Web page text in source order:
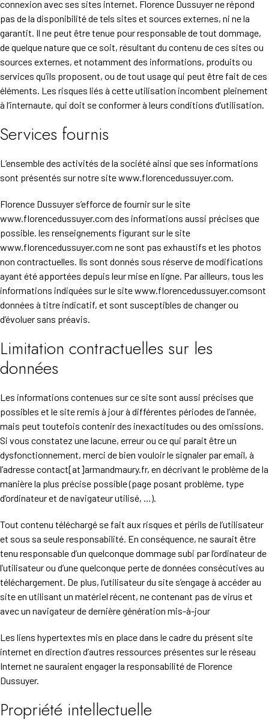
connexion avec ses sites internet. Florence Dussuyer ne répond
pas de la disponibilité de tels sites et sources externes, ni ne la
garantit. Il ne peut être tenue pour responsable de tout dommage,
de quelque nature que ce soit, résultant du contenu de ces sites ou
sources externes, et notamment des informations, produits ou
services qu’ils proposent, ou de tout usage qui peut être fait de ces
éléments. Les risques liés à cette utilisation incombent pleinement
à l’internaute, qui doit se conformer à leurs conditions d’utilisation.
Services fournis
L’ensemble des activités de la société ainsi que ses informations
sont présentés sur notre site www.florencedussuyer.com.
Florence Dussuyer s’efforce de fournir sur le site
www.florencedussuyer.com des informations aussi précises que
possible. les renseignements figurant sur le site
www.florencedussuyer.com ne sont pas exhaustifs et les photos
non contractuelles. Ils sont donnés sous réserve de modifications
ayant été apportées depuis leur mise en ligne. Par ailleurs, tous les
informations indiquées sur le site www.florencedussuyer.comsont
données à titre indicatif, et sont susceptibles de changer ou
d’évoluer sans préavis.
Limitation contractuelles sur les
données
Les informations contenues sur ce site sont aussi précises que
possibles et le site remis à jour à différentes périodes de l’année,
mais peut toutefois contenir des inexactitudes ou des omissions.
Si vous constatez une lacune, erreur ou ce qui parait être un
dysfonctionnement, merci de bien vouloir le signaler par email, à
l’adresse contact[at]armandmaury.fr, en décrivant le problème de la
manière la plus précise possible (page posant problème, type
d’ordinateur et de navigateur utilisé, …).
Tout contenu téléchargé se fait aux risques et périls de l’utilisateur
et sous sa seule responsabilité. En conséquence, ne saurait être
tenu responsable d’un quelconque dommage subi par l’ordinateur de
l’utilisateur ou d’une quelconque perte de données consécutives au
téléchargement. De plus, l’utilisateur du site s’engage à accéder au
site en utilisant un matériel récent, ne contenant pas de virus et
avec un navigateur de dernière génération mis-à-jour
Les liens hypertextes mis en place dans le cadre du présent site
internet en direction d’autres ressources présentes sur le réseau
Internet ne sauraient engager la responsabilité de Florence
Dussuyer.
Propriété intellectuelle